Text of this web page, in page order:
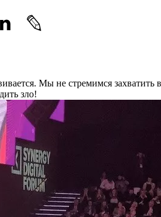
Мы не стремимся
зло!